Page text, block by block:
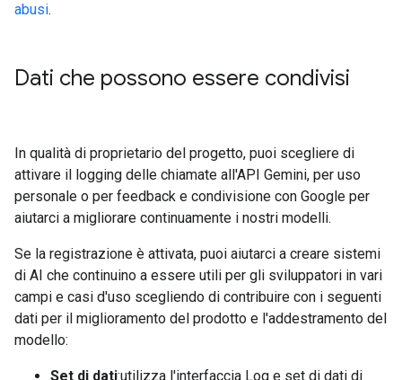
abusi.
Dati che possono essere condivisi
In qualità di proprietario del progetto, puoi scegliere di
attivare il logging delle chiamate all'API Gemini, per uso
personale o per feedback e condivisione con Google per
aiutarci a migliorare continuamente i nostri modelli.
Se la registrazione è attivata, puoi aiutarci a creare sistemi
di AI che continuino a essere utili per gli sviluppatori in vari
campi e casi d'uso scegliendo di contribuire con i seguenti
dati per il miglioramento del prodotto e l'addestramento del
modello:
Set di dati:utilizza l'interfaccia Log e set di dati di